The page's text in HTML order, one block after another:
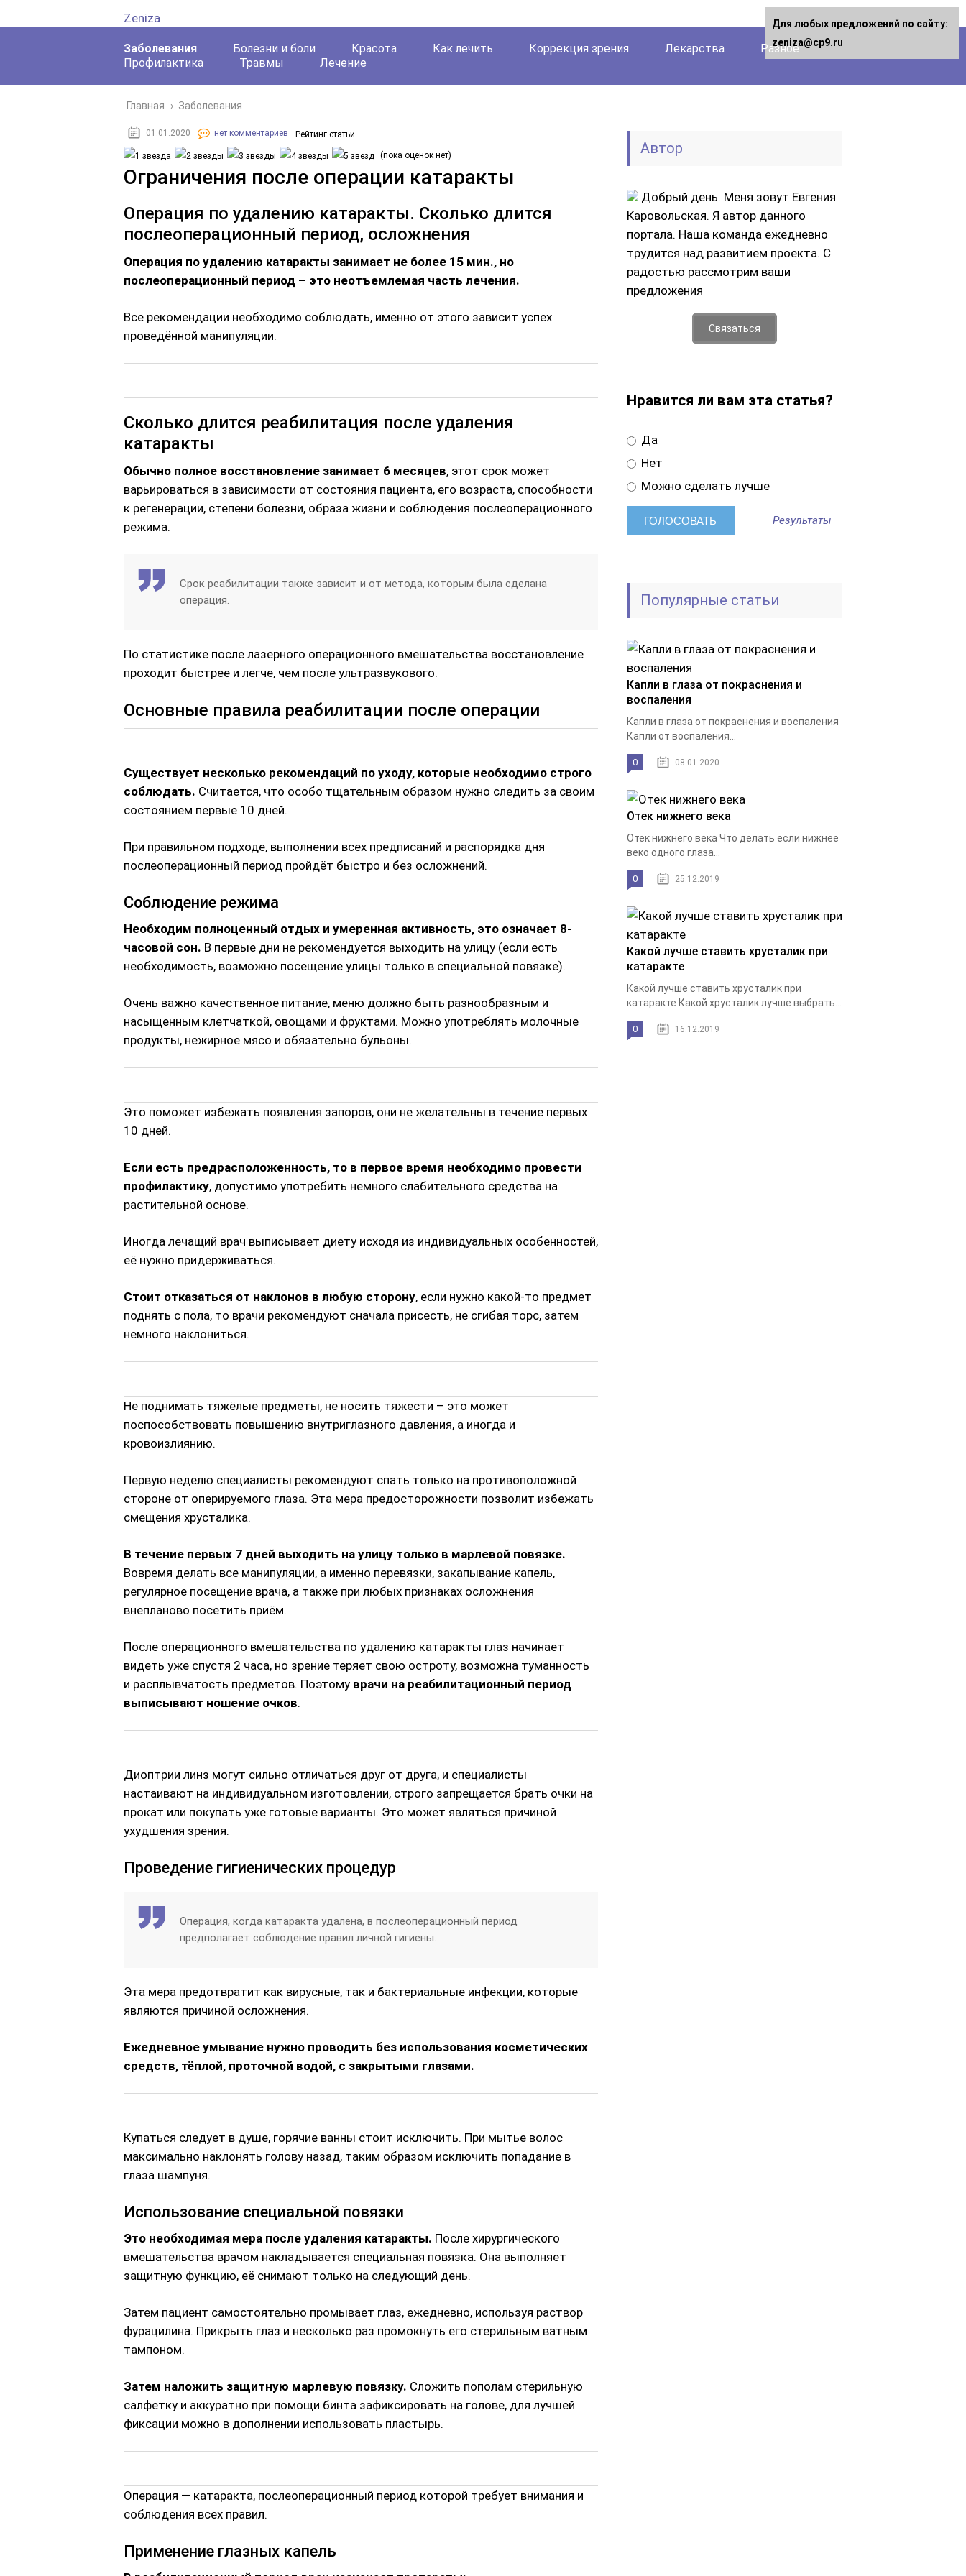
Zeniza
Заболевания Болезни и боли Красота Как лечить Коррекция зрения Лекарства
Разное
Профилактика
Травмы Лечение
Главная › Заболевания
01.01.2020 нет комментариев Рейтинг статьи
(пока оценок нет)
Ограничения после операции катаракты
Операция по удалению катаракты. Сколько длится
послеоперационный период, осложнения
Операция по удалению катаракты занимает не более 15 мин., но
послеоперационный период – это неотъемлемая часть лечения.
Все рекомендации необходимо соблюдать, именно от этого зависит успех
проведённой манипуляции.
Сколько длится реабилитация после удаления
катаракты
Обычно полное восстановление занимает 6 месяцев, этот срок может
варьироваться в зависимости от состояния пациента, его возраста, способности
к регенерации, степени болезни, образа жизни и соблюдения послеоперационного
режима.
Срок реабилитации также зависит и от метода, которым была сделана
операция.
По статистике после лазерного операционного вмешательства восстановление
проходит быстрее и легче, чем после ультразвукового.
Основные правила реабилитации после операции
Существует несколько рекомендаций по уходу, которые необходимо строго
соблюдать. Считается, что особо тщательным образом нужно следить за своим
состоянием первые 10 дней.
При правильном подходе, выполнении всех предписаний и распорядка дня
послеоперационный период пройдёт быстро и без осложнений.
Соблюдение режима
Необходим полноценный отдых и умеренная активность, это означает 8-
часовой сон. В первые дни не рекомендуется выходить на улицу (если есть
необходимость, возможно посещение улицы только в специальной повязке).
Очень важно качественное питание, меню должно быть разнообразным и
насыщенным клетчаткой, овощами и фруктами. Можно употреблять молочные
продукты, нежирное мясо и обязательно бульоны.
Это поможет избежать появления запоров, они не желательны в течение первых
10 дней.
Если есть предрасположенность, то в первое время необходимо провести
профилактику, допустимо употребить немного слабительного средства на
растительной основе.
Иногда лечащий врач выписывает диету исходя из индивидуальных особенностей,
её нужно придерживаться.
Стоит отказаться от наклонов в любую сторону, если нужно какой-то предмет
поднять с пола, то врачи рекомендуют сначала присесть, не сгибая торс, затем
немного наклониться.
Не поднимать тяжёлые предметы, не носить тяжести – это может
поспособствовать повышению внутриглазного давления, а иногда и
кровоизлиянию.
Первую неделю специалисты рекомендуют спать только на противоположной
стороне от оперируемого глаза. Эта мера предосторожности позволит избежать
смещения хрусталика.
В течение первых 7 дней выходить на улицу только в марлевой повязке.
Вовремя делать все манипуляции, а именно перевязки, закапывание капель,
регулярное посещение врача, а также при любых признаках осложнения
внепланово посетить приём.
После операционного вмешательства по удалению катаракты глаз начинает
видеть уже спустя 2 часа, но зрение теряет свою остроту, возможна туманность
и расплывчатость предметов. Поэтому врачи на реабилитационный период
выписывают ношение очков.
Диоптрии линз могут сильно отличаться друг от друга, и специалисты
настаивают на индивидуальном изготовлении, строго запрещается брать очки на
прокат или покупать уже готовые варианты. Это может являться причиной
ухудшения зрения.
Проведение гигиенических процедур
Операция, когда катаракта удалена, в послеоперационный период
предполагает соблюдение правил личной гигиены.
Эта мера предотвратит как вирусные, так и бактериальные инфекции, которые
являются причиной осложнения.
Ежедневное умывание нужно проводить без использования косметических
средств, тёплой, проточной водой, с закрытыми глазами.
Купаться следует в душе, горячие ванны стоит исключить. При мытье волос
максимально наклонять голову назад, таким образом исключить попадание в
глаза шампуня.
Использование специальной повязки
Это необходимая мера после удаления катаракты. После хирургического
вмешательства врачом накладывается специальная повязка. Она выполняет
защитную функцию, её снимают только на следующий день.
Затем пациент самостоятельно промывает глаз, ежедневно, используя раствор
фурацилина. Прикрыть глаз и несколько раз промокнуть его стерильным ватным
тампоном.
Затем наложить защитную марлевую повязку. Сложить пополам стерильную
салфетку и аккуратно при помощи бинта зафиксировать на голове, для лучшей
фиксации можно в дополнении использовать пластырь.
Операция — катаракта, послеоперационный период которой требует внимания и
соблюдения всех правил.
Применение глазных капель
Автор
Добрый день. Меня зовут Евгения
Каровольская. Я автор данного
портала. Наша команда ежедневно
трудится над развитием проекта. С
радостью рассмотрим ваши
предложения
Связаться
Нравится ли вам эта статья?
Да
Нет
Можно сделать лучше
Результаты
Популярные статьи
Капли в глаза от покраснения и
воспаления
Капли в глаза от покраснения и воспаления
Капли от воспаления...
0 08.01.2020
Отек нижнего века
Отек нижнего века Что делать если нижнее
веко одного глаза...
0 25.12.2019
Какой лучше ставить хрусталик при
катаракте
Какой лучше ставить хрусталик при
катаракте Какой хрусталик лучше выбрать...
0 16.12.2019
Для любых предложений по сайту:
zeniza@cp9.ru